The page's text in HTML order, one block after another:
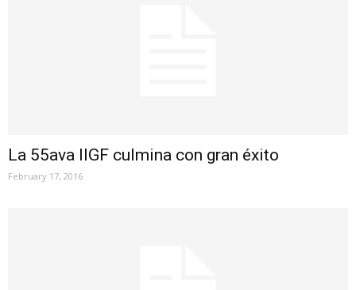
La 55ava IIGF culmina con gran éxito
February 17, 2016